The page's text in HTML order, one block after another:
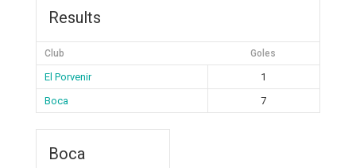
Results
Club Goles
El Porvenir
1
Boca
7
Boca